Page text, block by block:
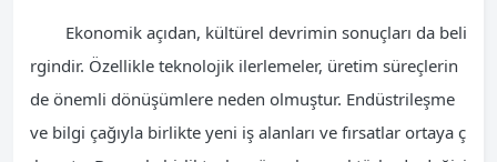
Ekonomik açıdan, kültürel devrimin sonuçları da beli
rgindir. Özellikle teknolojik ilerlemeler, üretim süreçlerin
de önemli dönüşümlere neden olmuştur. Endüstrileşme
ve bilgi çağıyla birlikte yeni iş alanları ve fırsatlar ortaya ç